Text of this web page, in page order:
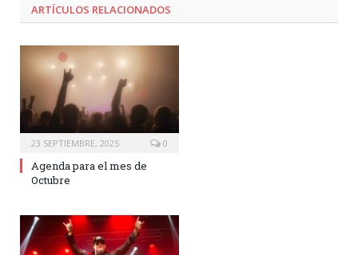
ARTÍCULOS RELACIONADOS
23 SEPTIEMBRE, 2025 0
Agenda para el mes de
Octubre